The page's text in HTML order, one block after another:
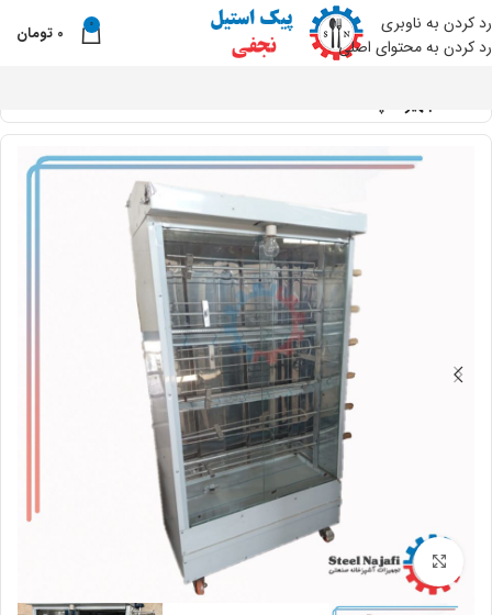
رد کردن به ناوبری
رد کردن به محتوای اصلی
0
0 تومان
تجهیزات پخت غذا
بزرگنمایی تصویر